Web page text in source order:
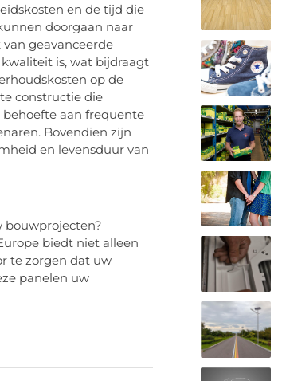
en de tijd die
doorgaan naar
geavanceerde
is, wat bijdraagt
op de
constructie die
aan frequente
Bovendien zijn
en levensduur van
bouwprojecten?
biedt niet alleen
te zorgen dat uw
panelen uw